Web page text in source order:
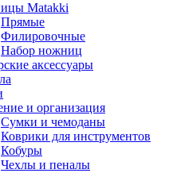
Matakki
Прямые
Филировочные
Набор ножниц
аксессуары
и организация
Сумки и чемоданы
Коврики для инструментов
Кобуры
Чехлы и пеналы